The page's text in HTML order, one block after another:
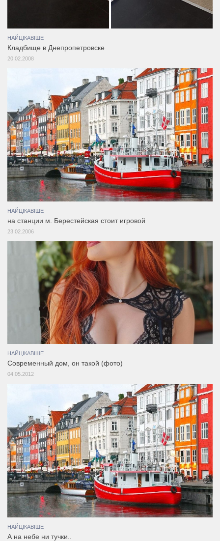
НАЙЦІКАВІШЕ
Кладбище в Днепропетровске
20.02.2008
НАЙЦІКАВІШЕ
на станции м. Берестейская стоит игровой
23.02.2006
НАЙЦІКАВІШЕ
Современный дом, он такой (фото)
04.05.2012
НАЙЦІКАВІШЕ
А на небе ни тучки..